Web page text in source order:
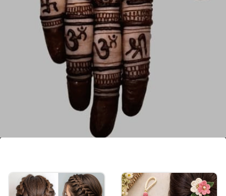
सुहागन महिला शिवा पार्वती की पूजा सुहाग की रक्षा के लिए करती
है। आप सर्कल डिजाइन में शिव सिंबल वाली मेहंदी लगा सकती हैं।